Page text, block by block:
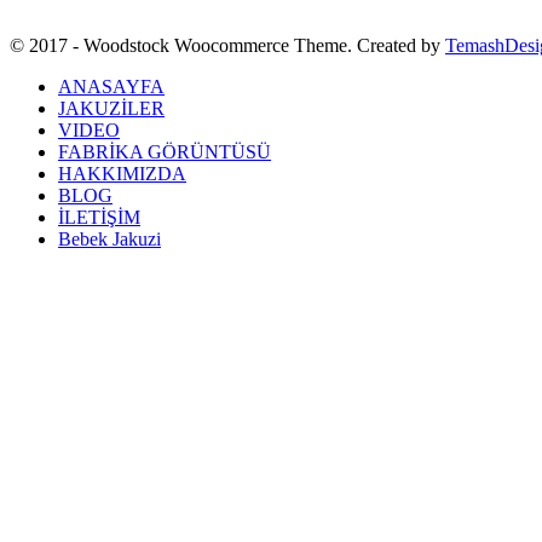
© 2017 - Woodstock Woocommerce Theme. Created by
ANASAYFA
JAKUZİLER
VIDEO
FABRİKA GÖRÜNTÜSÜ
HAKKIMIZDA
BLOG
İLETİŞİM
Bebek Jakuzi